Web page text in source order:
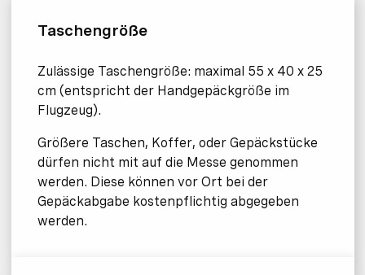
Taschengröße
Zulässige Taschengröße: maximal 55 x 40 x 25
cm (entspricht der Handgepäckgröße im
Flugzeug).
Größere Taschen, Koffer, oder Gepäckstücke
dürfen nicht mit auf die Messe genommen
werden. Diese können vor Ort bei der
Gepäckabgabe kostenpflichtig abgegeben
werden.